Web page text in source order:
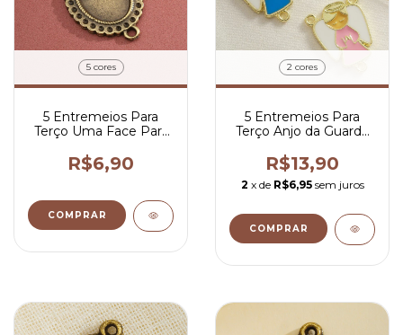
5 cores
5 Entremeios Para
Terço Uma Face Para
cm
R$6,90
COMPRAR
2 cores
5 Entremeios Para
Terço Anjo da Guarda
R$13,90
2 x de R$6,95 sem juros
COMPRAR